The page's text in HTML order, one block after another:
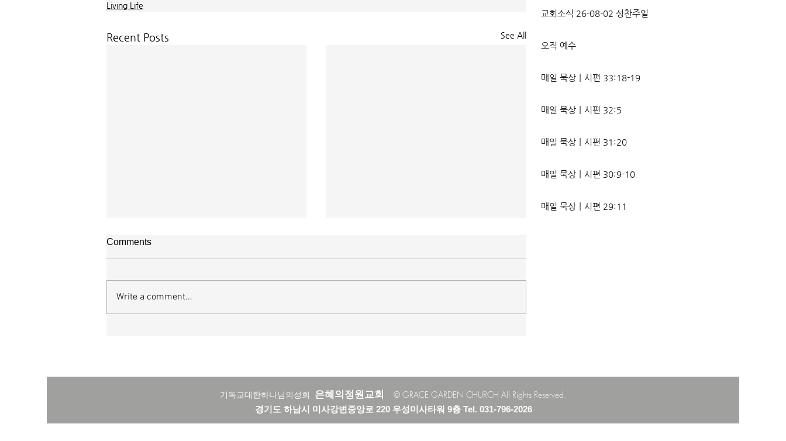
Living Life
Recent Posts See All
매일 묵상ㅣ시편 38:20-22
[시38:20-22] 또 악으로 선을 대신하는 자
자기네와
[시37:22] 주의 복을 받은 자들은 땅을 차지
인들이 알
Comments
Write a comment...
교회소식 26-08-02 성찬주일
오직 예수
매일 묵상ㅣ시편 33:18-19
매일 묵상ㅣ시편 32:5
매일 묵상ㅣ시편 31:20
매일 묵상ㅣ시편 30:9-10
매일 묵상ㅣ시편 29:11
기독교대한하나님의성회 은혜의정원교회 © GRACE GARDEN CHURCH All Rights Reserved.
경기도 하남시 미사강변중앙로 220 우성미사타워 9층 Tel. 031-796-2026